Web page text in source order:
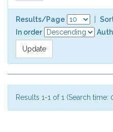
Results/Page
In order
Results 1-1 of 1 (Search time: